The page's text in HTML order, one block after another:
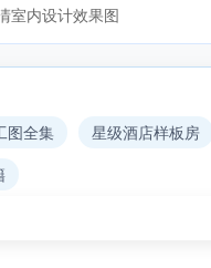
室内设计效果图
图全集
星级酒店样板房